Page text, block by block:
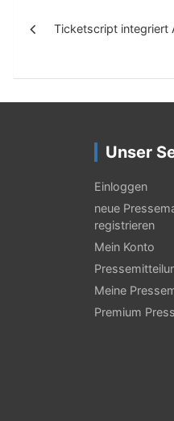
Ticketscript integriert
Unser
Einloggen
neue
registrieren
Mein Konto
Meine
Premium